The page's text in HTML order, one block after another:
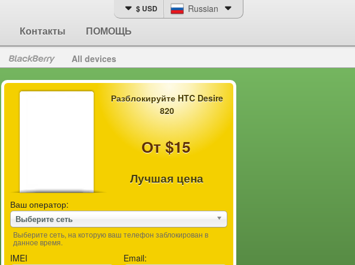
Контакты ПОМОЩЬ
$ USD Russian
All devices
Разблокируйте HTC Desire
820
От $15
Лучшая цена
Ваш оператор:
Выберите сеть
Выберите сеть, на которую ваш телефон заблокирован в
данное время.
IMEI Email: